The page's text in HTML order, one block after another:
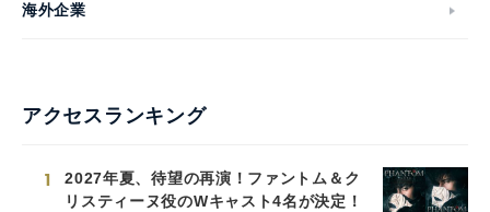
海外企業
アクセスランキング
1
2027年夏、待望の再演！ファントム＆ク
リスティーヌ役のWキャスト4名が決定！